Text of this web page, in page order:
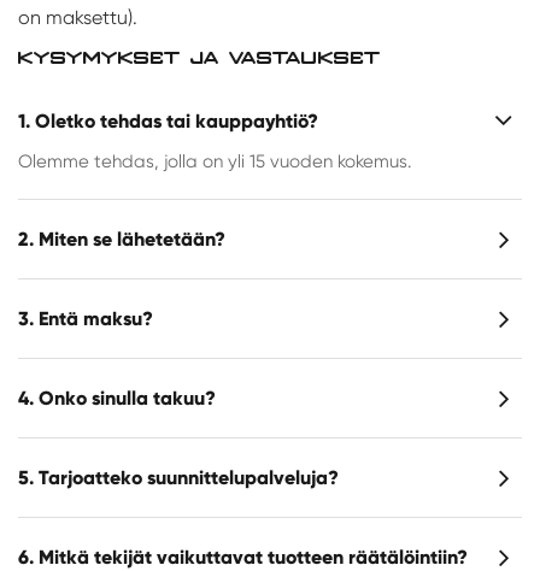
on maksettu).
KYSYMYKSET JA VASTAUKSET
1. Oletko tehdas tai kauppayhtiö?
Olemme tehdas, jolla on yli 15 vuoden kokemus.
2. Miten se lähetetään?
3. Entä maksu?
4. Onko sinulla takuu?
5. Tarjoatteko suunnittelupalveluja?
6. Mitkä tekijät vaikuttavat tuotteen räätälöintiin?